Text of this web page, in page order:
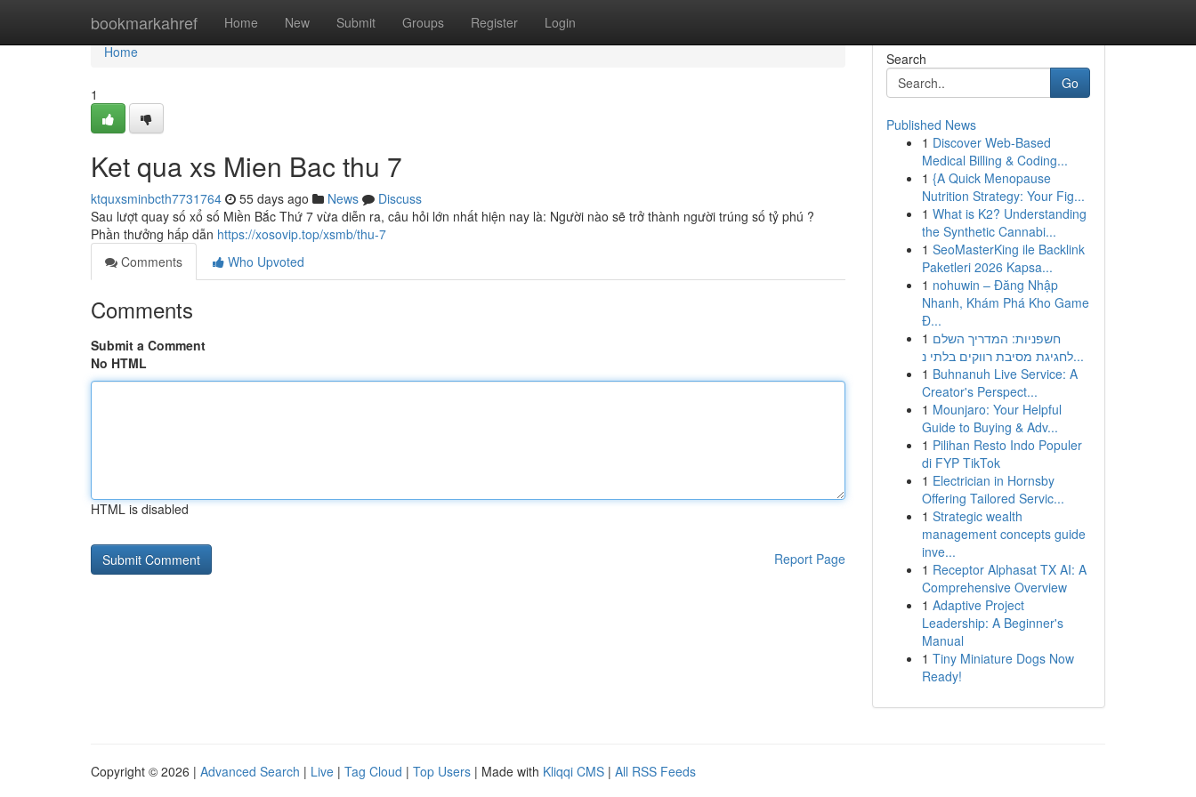
bookmarkahref Home New Submit Groups Register Login
Home
Home
1
Ket qua xs Mien Bac thu 7
ktquxsminbcth7731764 55 days ago News
Discuss
Sau lượt quay số xổ số Miền Bắc Thứ 7 vừa diễn ra, câu hỏi lớn nhất hiện nay là: Người nào sẽ trở thành người trúng số tỷ phú ?
Phần thưởng hấp dẫn https://xosovip.top/xsmb/thu-7
Comments
Who Upvoted
Comments
Submit a Comment
No HTML
HTML is disabled
Report Page
Search
Go
Published News
1 Discover Web-Based
Medical Billing & Coding...
1 {A Quick Menopause
Nutrition Strategy: Your Fig...
1 What is K2? Understanding
the Synthetic Cannabi...
1 SeoMasterKing ile Backlink
Paketleri 2026 Kapsa...
1 nohuwin – Đăng Nhập
Nhanh, Khám Phá Kho Game
Đ...
1 חשפניות: המדריך השלם
לחגיגת מסיבת רווקים בלתי נ...
1 Buhnanuh Live Service: A
Creator's Perspect...
1 Mounjaro: Your Helpful
Guide to Buying & Adv...
1 Pilihan Resto Indo Populer
di FYP TikTok
1 Electrician in Hornsby
Offering Tailored Servic...
1 Strategic wealth
management concepts guide
inve...
1 Receptor Alphasat TX AI: A
Comprehensive Overview
1 Adaptive Project
Leadership: A Beginner's
Manual
1 Tiny Miniature Dogs Now
Ready!
Copyright © 2026 | Advanced Search | Live | Tag Cloud | Top Users | Made with Kliqqi CMS | All RSS Feeds